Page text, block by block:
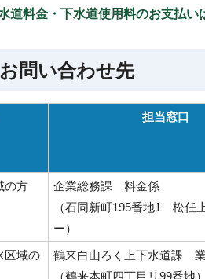
水道料金・下水道使用料のお支払
問い合わせ先
担当窓口
の方
企業総務課 料金係
（石同新町195番地1 松任
ー）
区域の
鶴来白山ろく上下水道課
（鶴来本町四丁目リ99番地）